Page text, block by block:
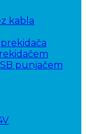
kabla
punjačem